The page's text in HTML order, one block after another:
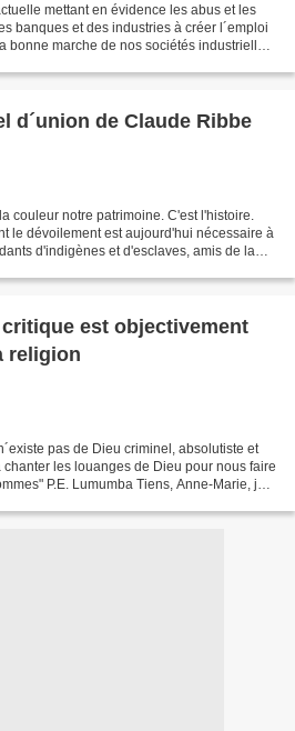
mettant en évidence les abus et les
banques et des industries à créer l´emploi
bonne marche de nos sociétés industrielles
d´union de Claude Ribbe
couleur notre patrimoine. C'est l'histoire.
le dévoilement est aujourd'hui nécessaire à
d'indigènes et d'esclaves, amis de la
est objectivement
religion
pas de Dieu criminel, absolutiste et
les louanges de Dieu pour nous faire
P.E. Lumumba Tiens, Anne-Marie, je